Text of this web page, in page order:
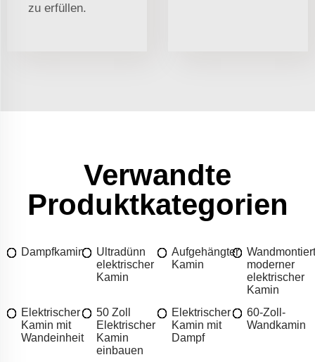
zu erfüllen.
Verwandte
Produktkategorien
Dampfkamin
Ultradünn
elektrischer
Kamin
Aufgehängter
Kamin
moderner
elektrischer
Kamin
Elektrischer
Kamin mit
Wandeinheit
50 Zoll
Elektrischer
Kamin
einbauen
Elektrischer
Kamin mit
Dampf
60-Zoll-
Wandkamin